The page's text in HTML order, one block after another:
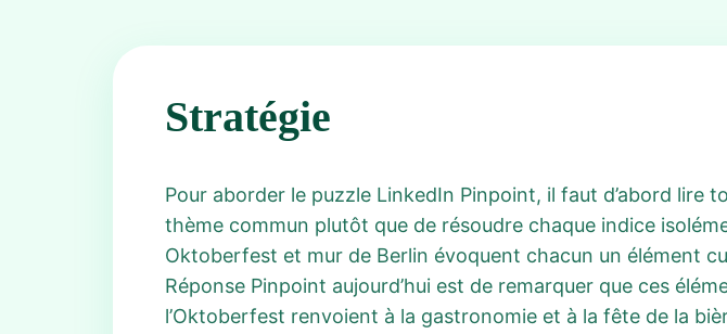
Stratégie
Pour aborder le puzzle LinkedIn Pinpoint, il faut d’abord lire
thème commun plutôt que de résoudre chaque indice
Oktoberfest et mur de Berlin évoquent chacun un élément
Réponse Pinpoint aujourd’hui est de remarquer que ces
l’Oktoberfest renvoient à la gastronomie et à la fête de la